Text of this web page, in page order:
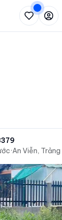
khu vực có thể
·An Viễn,